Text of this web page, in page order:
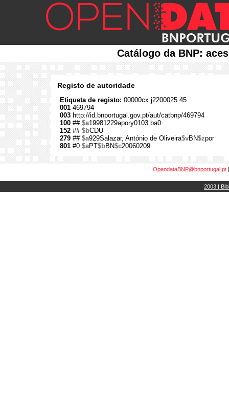
Catálogo da BNP:
Registo de autoridade
Etiqueta de registo: 00000cx j2200025 45
001 469794
003 http://id.bnportugal.gov.pt/aut/catbnp/469794
100 ## $a19981229apory0103 ba0
152 ## $bCDU
279 ## $a929Salazar, António de Oliveira$vBN$zpor
801 #0 $aPT$bBN$c20060209
OpendataBNP@bnportugal.pt
2003 |